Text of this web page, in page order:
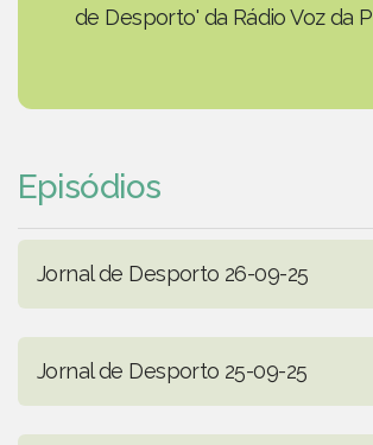
de Desporto' da Rádio Voz da
Episódios
Jornal de Desporto 26-09-25
Jornal de Desporto 25-09-25